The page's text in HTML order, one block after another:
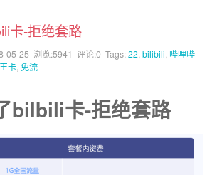
卡-拒绝套路
05-25 浏览:5941 评论:0 Tags:22, bilibili, 哔哩哔
卡, 免流
bilbili卡-拒绝套路